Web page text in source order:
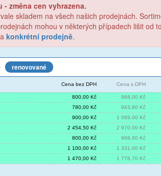
změna cen vyhrazena.
skladem na všech našich prodejnách.
mohou v některých případech lišit od
konkrétní prodejně.
renovované
Cena bez DPH Cena s DPH
800,00 Kč
968,00 Kč
780,00 Kč
943,80 Kč
900,00 Kč
1 089,00 Kč
2 454,50 Kč
2 970,00 Kč
800,00 Kč
968,00 Kč
1 100,00 Kč
1 331,00 Kč
1 470,00 Kč 1 778,70 Kč